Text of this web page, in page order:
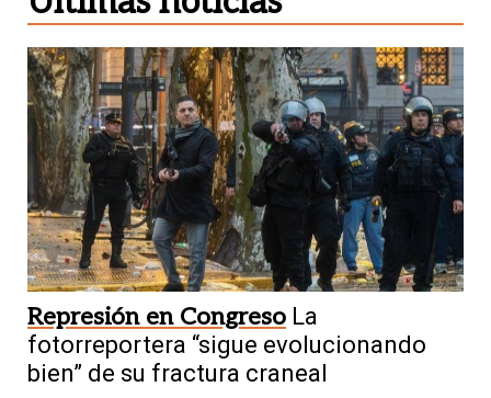
Represión en Congreso La
fotorreportera “sigue evolucionando
bien” de su fractura craneal